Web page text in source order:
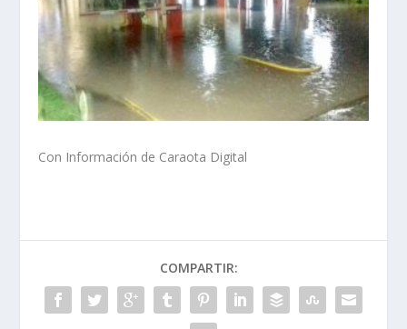
Con Información de Caraota Digital
COMPARTIR: